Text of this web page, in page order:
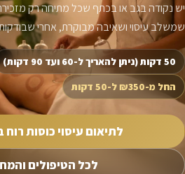
יש נקודה בגב או בכתף שכל מתיחה רק
שמשלב עיסוי ושאיבה מבוקרת, אחרי
50 דקות (ניתן להאריך ל-60 ועד 90 דקות)
החל מ-₪350 ל-50 דקות
לתיאום עיסוי כוסות
לכל הטיפולים